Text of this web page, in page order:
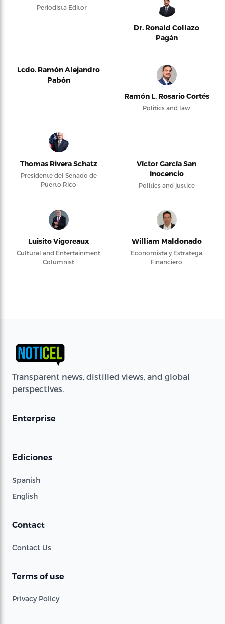
Periodista Editor
Dr. Ronald Collazo
Pagán
Lcdo. Ramón Alejandro
Pabón
Ramón L. Rosario Cortés
Politics and law
Thomas Rivera Schatz
Presidente del Senado de
Puerto Rico
Víctor García San
Inocencio
Politics and justice
Luisito Vigoreaux
Cultural and Entertainment
Columnist
William Maldonado
Economista y Estratega
Financiero
Transparent news, distilled views, and global
perspectives.
Enterprise
Ediciones
Spanish
English
Contact
Contact Us
Terms of use
Privacy Policy